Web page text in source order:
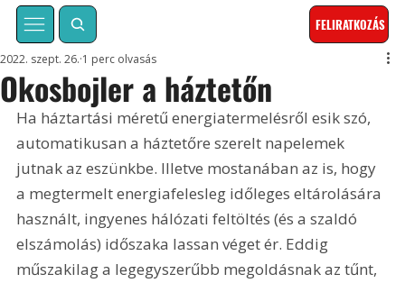
FELIRATKOZÁS
Okosbojler a háztetőn
2022. szept. 26. 1 perc olvasás
Ha háztartási méretű energiatermelésről esik szó,
automatikusan a háztetőre szerelt napelemek
jutnak az eszünkbe. Illetve mostanában az is, hogy
a megtermelt energiafelesleg időleges eltárolására
használt, ingyenes hálózati feltöltés (és a szaldó
elszámolás) időszaka lassan véget ér. Eddig
műszakilag a legegyszerűbb megoldásnak az tűnt,